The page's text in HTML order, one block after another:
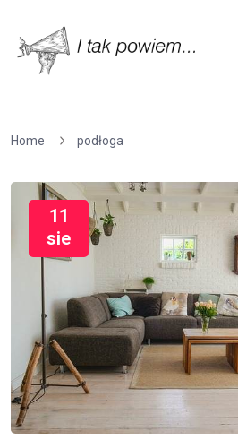
Home podłoga
11
sie